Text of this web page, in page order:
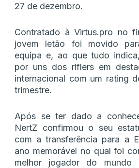
27 de dezembro.
Contratado à Virtus.pro no
jovem letão foi movido
equipa e, ao que tudo
por uns dos riflers em
internacional com um rating
trimestre.
Após se ter dado a
NertZ confirmou o seu
com a transferência para a
ano memorável no qual foi
melhor jogador do mundo